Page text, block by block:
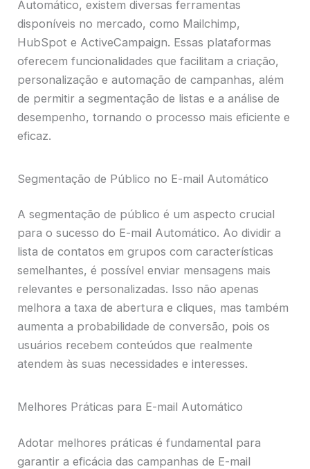
Automático, existem diversas ferramentas
disponíveis no mercado, como Mailchimp,
HubSpot e ActiveCampaign. Essas plataformas
oferecem funcionalidades que facilitam a criação,
personalização e automação de campanhas, além
de permitir a segmentação de listas e a análise de
desempenho, tornando o processo mais eficiente e
eficaz.
Segmentação de Público no E-mail Automático
A segmentação de público é um aspecto crucial
para o sucesso do E-mail Automático. Ao dividir a
lista de contatos em grupos com características
semelhantes, é possível enviar mensagens mais
relevantes e personalizadas. Isso não apenas
melhora a taxa de abertura e cliques, mas também
aumenta a probabilidade de conversão, pois os
usuários recebem conteúdos que realmente
atendem às suas necessidades e interesses.
Melhores Práticas para E-mail Automático
Adotar melhores práticas é fundamental para
garantir a eficácia das campanhas de E-mail